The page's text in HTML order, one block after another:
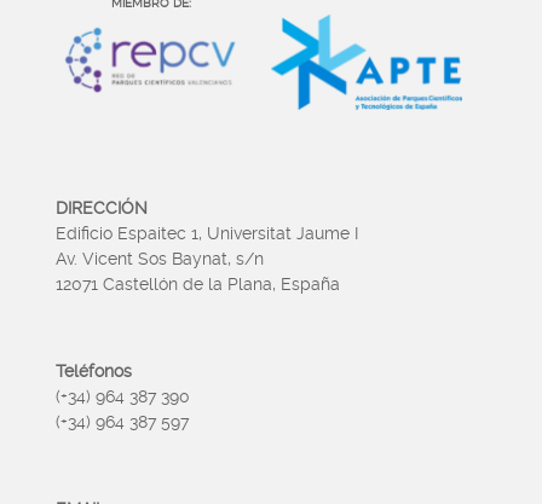
MIEMBRO DE:
DIRECCIÓN
Edificio Espaitec 1, Universitat Jaume I
Av. Vicent Sos Baynat, s/n
12071 Castellón de la Plana, España
Teléfonos
(+34) 964 387 390
(+34) 964 387 597